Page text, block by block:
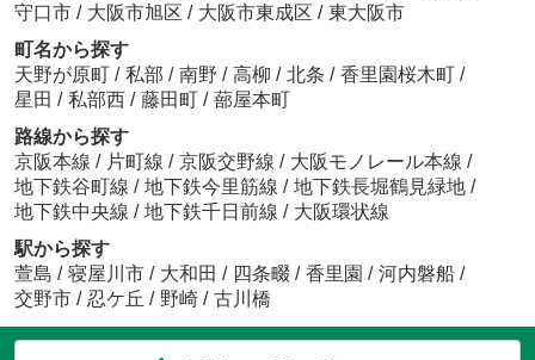
守口市 / 大阪市旭区 / 大阪市東成区 / 東大阪市
町名から探す
天野が原町 / 私部 / 南野 / 高柳 / 北条 / 香里園桜木町 /
星田 / 私部西 / 藤田町 / 蔀屋本町
路線から探す
京阪本線 / 片町線 / 京阪交野線 / 大阪モノレール本線 /
地下鉄谷町線 / 地下鉄今里筋線 / 地下鉄長堀鶴見緑地 /
地下鉄中央線 / 地下鉄千日前線 / 大阪環状線
駅から探す
萱島 / 寝屋川市 / 大和田 / 四条畷 / 香里園 / 河内磐船 /
交野市 / 忍ケ丘 / 野崎 / 古川橋